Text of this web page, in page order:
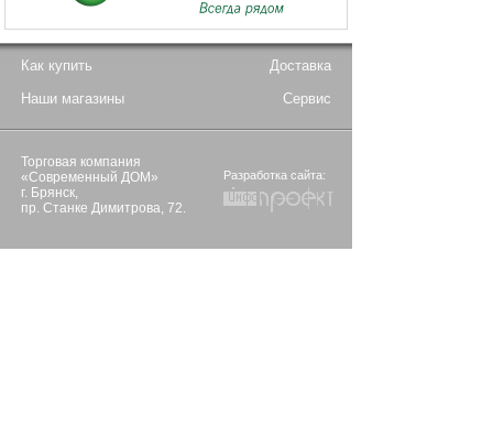
Как купить
Доставка
Наши магазины
Сервис
Торговая компания
«Современный ДОМ»
г. Брянск,
пр. Станке Димитрова, 72.
Разработка сайта: